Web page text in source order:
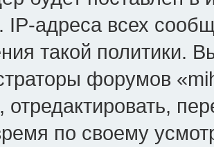
адреса всех
такой политики.
форумов
отредактировать,
по своему